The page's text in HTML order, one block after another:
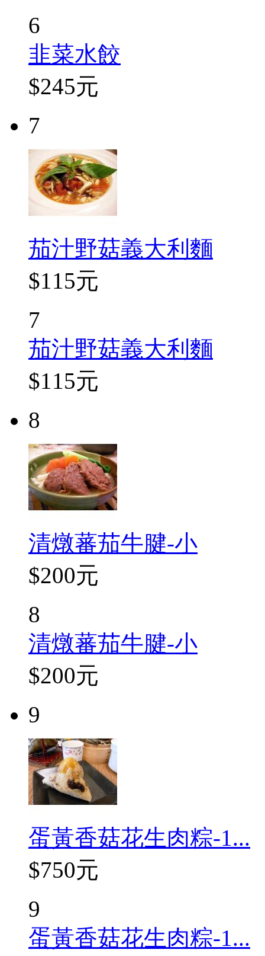
6
韭菜水餃
$245元
7
茄汁野菇義大利麵
$115元
7
茄汁野菇義大利麵
$115元
8
清燉蕃茄牛腱-小
$200元
8
清燉蕃茄牛腱-小
$200元
9
蛋黃香菇花生肉粽-1...
$750元
9
蛋黃香菇花生肉粽-1...